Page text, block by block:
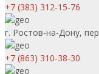
+7 (383) 312-15-76
г. Ростов-на-Дону,
+7 (863) 310-38-30